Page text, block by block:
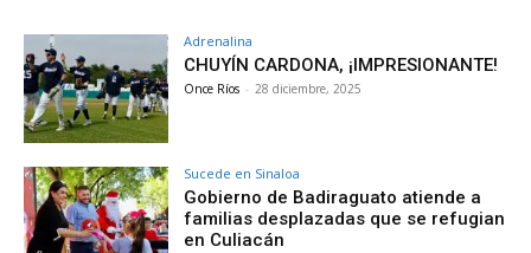
Adrenalina
CHUYÍN CARDONA, ¡IMPRESIONANTE!
Once Ríos - 28 diciembre, 2025
Sucede en Sinaloa
Gobierno de Badiraguato atiende a
familias desplazadas que se refugian
en Culiacán